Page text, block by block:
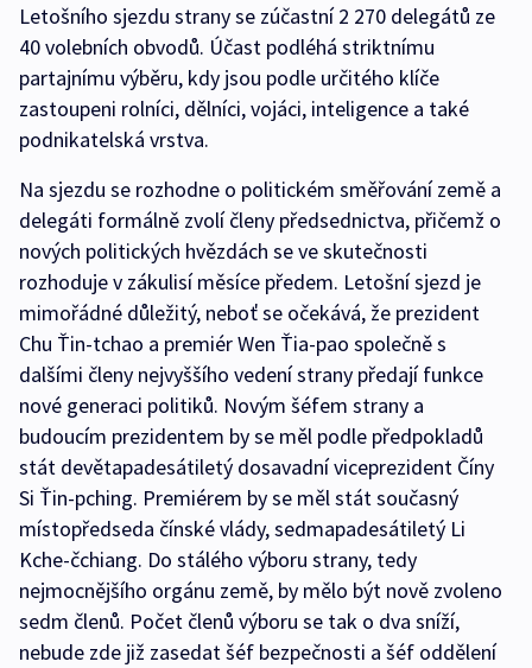
Letošního sjezdu strany se zúčastní 2 270 delegátů ze
40 volebních obvodů. Účast podléhá striktnímu
partajnímu výběru, kdy jsou podle určitého klíče
zastoupeni rolníci, dělníci, vojáci, inteligence a také
podnikatelská vrstva.
Na sjezdu se rozhodne o politickém směřování země a
delegáti formálně zvolí členy předsednictva, přičemž o
nových politických hvězdách se ve skutečnosti
rozhoduje v zákulisí měsíce předem. Letošní sjezd je
mimořádné důležitý, neboť se očekává, že prezident
Chu Ťin-tchao a premiér Wen Ťia-pao společně s
dalšími členy nejvyššího vedení strany předají funkce
nové generaci politiků. Novým šéfem strany a
budoucím prezidentem by se měl podle předpokladů
stát devětapadesátiletý dosavadní viceprezident Číny
Si Ťin-pching. Premiérem by se měl stát současný
místopředseda čínské vlády, sedmapadesátiletý Li
Kche-čchiang. Do stálého výboru strany, tedy
nejmocnějšího orgánu země, by mělo být nově zvoleno
sedm členů. Počet členů výboru se tak o dva sníží,
nebude zde již zasedat šéf bezpečnosti a šéf oddělení